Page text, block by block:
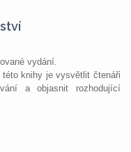
vydání.
knihy je vysvětlit čtenáři
a objasnit rozhodující